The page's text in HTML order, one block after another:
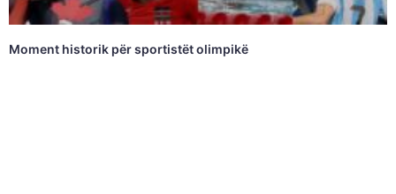
Moment historik për sportistët olimpikë